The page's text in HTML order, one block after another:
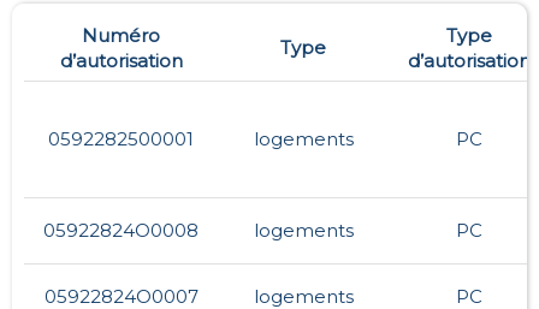
Numéro
d’autorisation
Type
Type
d’autorisation
0592282500001 logements PC
05922824O0008 logements PC
05922824O0007 logements PC